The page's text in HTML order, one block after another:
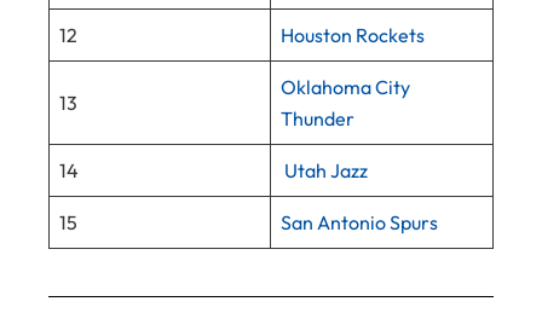
12 Houston Rockets
13
Oklahoma City
Thunder
14 Utah Jazz
15 San Antonio Spurs